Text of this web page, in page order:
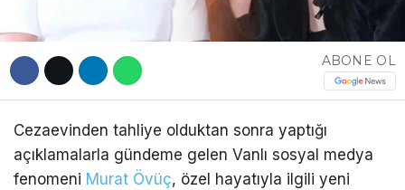
Instagram
Youtube
TikTok
ABONE OL
Cezaevinden tahliye olduktan sonra yaptığı
açıklamalarla gündeme gelen Vanlı sosyal medya
fenomeni Murat Övüç, özel hayatıyla ilgili yeni